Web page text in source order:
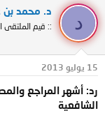
6
. الابتهاج في بيان
كلاهما ملحق
محمد محمد طاهر
1426هـ - 2005م).
د
د. محمد بن
:: قيم
15 يوليو 2013
رد: أشهر المراجع
الشافعية